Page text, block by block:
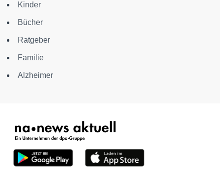
Kinder
Bücher
Ratgeber
Familie
Alzheimer